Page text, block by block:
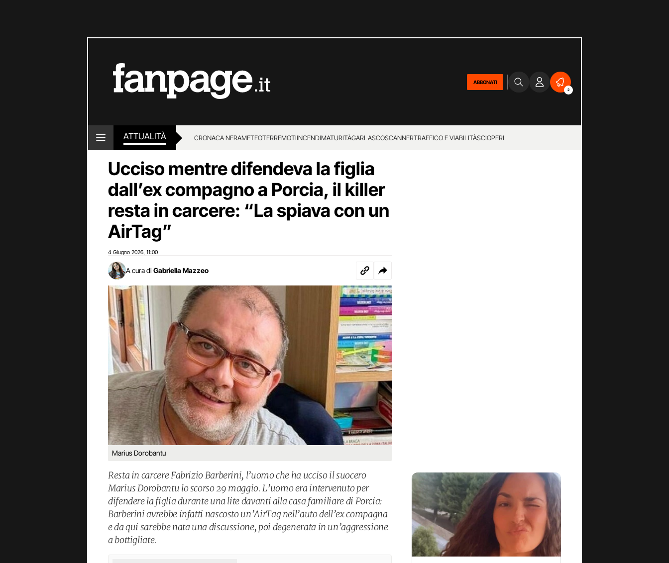
ABBONATI
2
ATTUALITÀ CRONACA NERAMETEOTERREMOTIINCENDIMATURITÀGARLASCOSCANNERTRAFFICO E VIABILITÀSCIOPERI
LOTTO E SUPERENALOTTO
Ucciso mentre difendeva la figlia
dall’ex compagno a Porcia, il killer
resta in carcere: “La spiava con un
AirTag”
4 Giugno 2026 11:00
A cura di Gabriella Mazzeo
Marius Dorobantu
Resta in carcere Fabrizio Barberini, l’uomo che ha ucciso il suocero
Marius Dorobantu lo scorso 29 maggio. L’uomo era intervenuto per
difendere la figlia durante una lite davanti alla casa familiare di Porcia:
Barberini avrebbe infatti nascosto un’AirTag nell’auto dell’ex compagna
e da qui sarebbe nata una discussione, poi degenerata in un’aggressione
a bottigliate.